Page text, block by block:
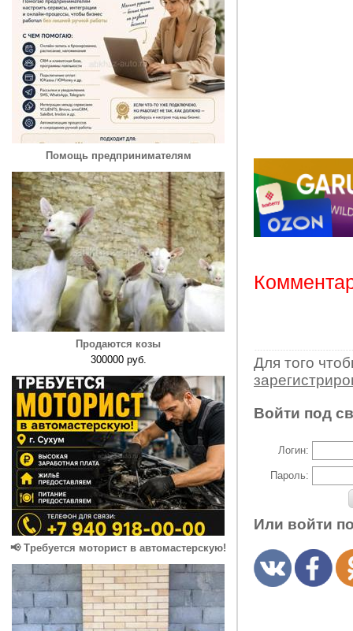
Помощь предпринимателям
Продаются козы
300000 руб.
📢 Требуется моторист в автомастерскую!
Для того
Войти под
Логин:
Пароль:
Или войти